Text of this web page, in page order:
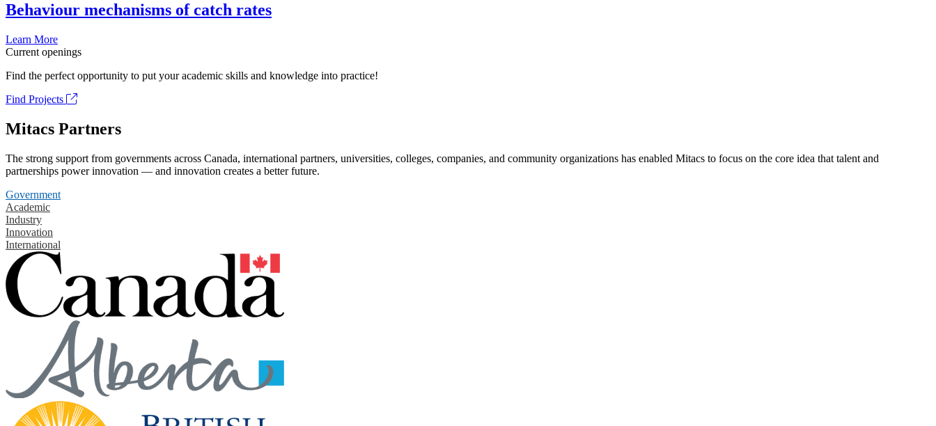
Behaviour mechanisms of catch rates
Learn More
Current openings
Find the perfect opportunity to put your academic skills and knowledge into practice!
Find Projects
Mitacs Partners
The strong support from governments across Canada, international partners, universities, colleges, companies, and community organizations has enabled Mitacs to focus on the core idea that talent and
partnerships power innovation — and innovation creates a better future.
Government
Academic
Industry
Innovation
International